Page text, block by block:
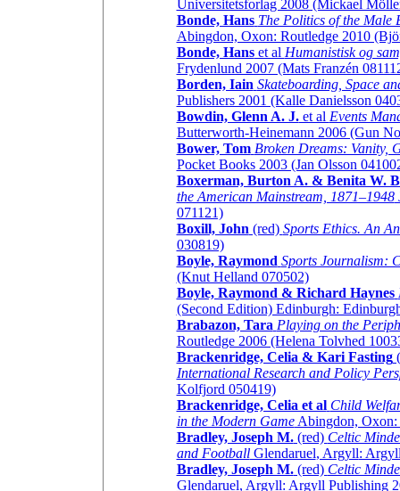
Universitetsforlag 2008 (Mickael
Bonde, Hans The Politics of the Male
Abingdon, Oxon: Routledge 2010
Bonde, Hanset al Humanistisk og
Frydenlund 2007 (Mats Franzén
Borden, Iain Skateboarding, Space
Publishers 2001 (Kalle Danielsson
Bowdin, Glenn A. J.et al Events
Butterworth-Heinemann 2006 (Gun
Bower, Tom Broken Dreams: Vanity,
Pocket Books 2003 (Jan Olsson
Boxerman, Burton A. & Benita W.
the American Mainstream, 1871–1948
071121)
Boxill, John (red) Sports Ethics. An
030819)
Boyle, Raymond Sports Journalism:
(Knut Helland 070502)
Boyle, Raymond & Richard Haynes
(Second Edition) Edinburgh:
Brabazon, Tara Playing on the
Routledge 2006 (Helena Tolvhed
Brackenridge, Celia & Kari Fasting
International Research and Policy
Kolfjord 050419)
Brackenridge, Celia et al Child
in the Modern GameAbingdon, Oxon:
Bradley, Joseph M.(red) Celtic
and FootballGlendaruel, Argyll:
Bradley, Joseph M.(red) Celtic
Glendaruel, Argyll: Argyll Publishing